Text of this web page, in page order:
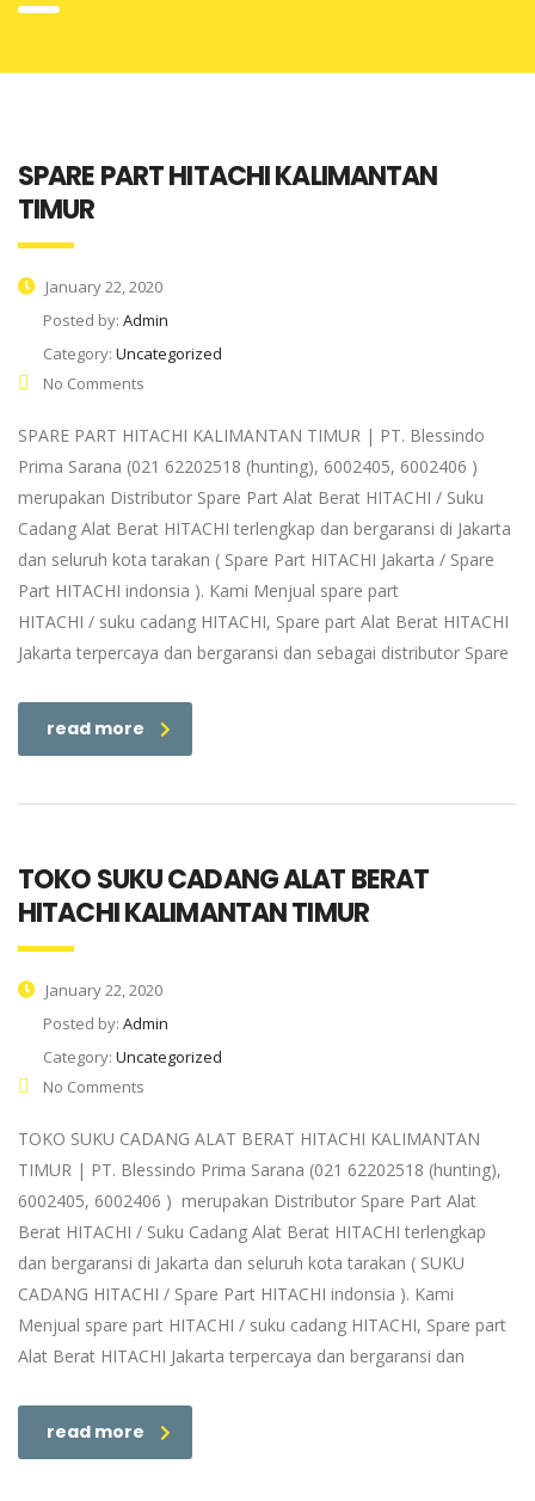
SPARE PART HITACHI KALIMANTAN
TIMUR
January 22, 2020
Posted by: Admin
Category: Uncategorized
No Comments
SPARE PART HITACHI KALIMANTAN TIMUR | PT. Blessindo
Prima Sarana (021 62202518 (hunting), 6002405, 6002406 )
merupakan Distributor Spare Part Alat Berat HITACHI / Suku
Cadang Alat Berat HITACHI terlengkap dan bergaransi di Jakarta
dan seluruh kota tarakan ( Spare Part HITACHI Jakarta / Spare
Part HITACHI indonsia ). Kami Menjual spare part
HITACHI / suku cadang HITACHI, Spare part Alat Berat HITACHI
Jakarta terpercaya dan bergaransi dan sebagai distributor Spare
read more
TOKO SUKU CADANG ALAT BERAT
HITACHI KALIMANTAN TIMUR
January 22, 2020
Posted by: Admin
Category: Uncategorized
No Comments
TOKO SUKU CADANG ALAT BERAT HITACHI KALIMANTAN
TIMUR | PT. Blessindo Prima Sarana (021 62202518 (hunting),
6002405, 6002406 ) merupakan Distributor Spare Part Alat
Berat HITACHI / Suku Cadang Alat Berat HITACHI terlengkap
dan bergaransi di Jakarta dan seluruh kota tarakan ( SUKU
CADANG HITACHI / Spare Part HITACHI indonsia ). Kami
Menjual spare part HITACHI / suku cadang HITACHI, Spare part
Alat Berat HITACHI Jakarta terpercaya dan bergaransi dan
read more